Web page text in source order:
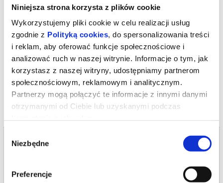
Niniejsza strona korzysta z plików cookie
Wykorzystujemy pliki cookie w celu realizacji usług
zgodnie z Polityką cookies, do spersonalizowania treści
i reklam, aby oferować funkcje społecznościowe i
analizować ruch w naszej witrynie. Informacje o tym, jak
korzystasz z naszej witryny, udostępniamy partnerom
społecznościowym, reklamowym i analitycznym.
Partnerzy mogą połączyć te informacje z innymi danymi
otrzymanymi od Ciebie lub uzyskanymi podczas
zgody
Niezbędne
Preferencje
Od 17 do 31 lipca wycieczki nie będą organizowane. Terminy
sierpniowego zwiedzania zostaną opublikowane pod koniec lipca
*******
Bezpieczne zakupy w Bilety24. W przypadku odwołania
wydarzenia, gwarantujemy automatyczny zwrot środków
potwierdzony komunikatem wysyłanym na adres e-mail, podany
podczas zakupu.
czytaj więcej o
wydarzeniu
Bilety na termin:
19.07.2026 , g. 16:00 (niedziela)
Katowice